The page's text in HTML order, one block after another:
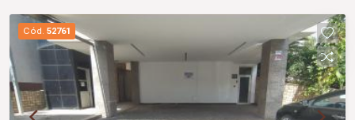
Cód. 52761